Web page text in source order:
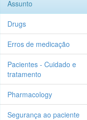
Assunto
Drugs
Erros de medicação
Pacientes - Cuidado e
tratamento
Pharmacology
Segurança ao paciente